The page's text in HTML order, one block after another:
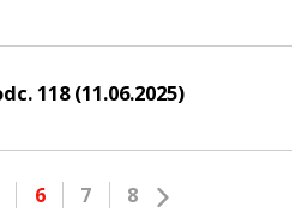
118 (11.06.2025)
6 7 8